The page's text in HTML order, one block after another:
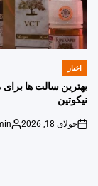
POSTED
اخبار
بهترین سالت ها
نیکوتین
on
جولای 18, 2026